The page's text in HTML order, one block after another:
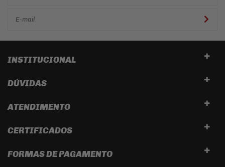
INSTITUCIONAL
DÚVIDAS
ATENDIMENTO
CERTIFICADOS
FORMAS DE PAGAMENTO